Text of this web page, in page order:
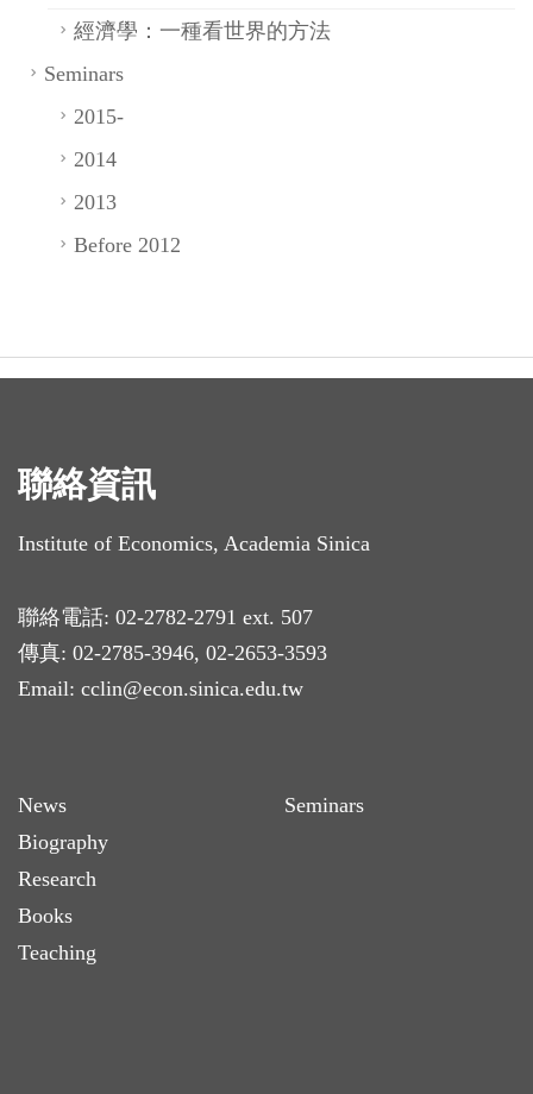
經濟學：一種看世界的方法
Seminars
2015-
2014
2013
Before 2012
聯絡資訊
Institute of Economics, Academia Sinica
聯絡電話: 02-2782-2791 ext. 507
傳真: 02-2785-3946, 02-2653-3593
Email: cclin@econ.sinica.edu.tw
News
Biography
Research
Books
Teaching
Seminars